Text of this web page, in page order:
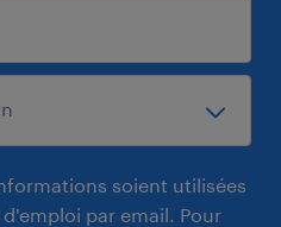
soient utilisées
par email. Pour